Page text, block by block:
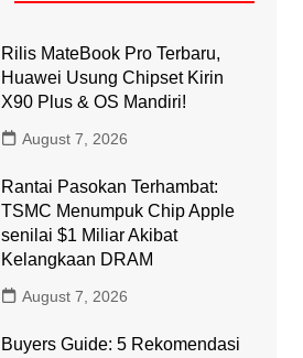
Rilis MateBook Pro Terbaru,
Huawei Usung Chipset Kirin
X90 Plus & OS Mandiri!
August 7, 2026
Rantai Pasokan Terhambat:
TSMC Menumpuk Chip Apple
senilai $1 Miliar Akibat
Kelangkaan DRAM
August 7, 2026
Buyers Guide: 5 Rekomendasi